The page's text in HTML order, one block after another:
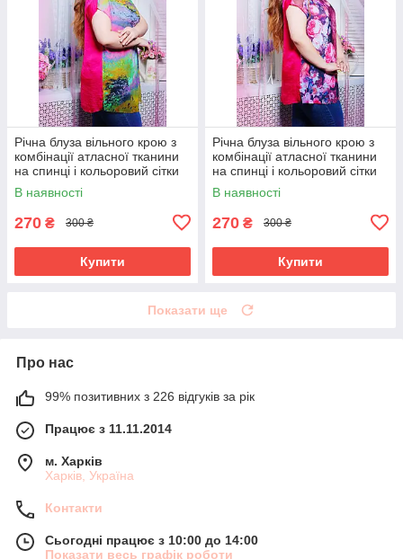
Річна блуза вільного крою з
комбінації атласної тканини
на спинці і кольоровий сітки
великого розміру 52-62
В наявності
270 ₴ 300 ₴
Купити
Річна блуза вільного крою з
комбінації атласної тканини
на спинці і кольоровий сітки
великого розміру 52-62
В наявності
270 ₴ 300 ₴
Купити
Показати ще
Про нас
99% позитивних з 226 відгуків за рік
Працює з 11.11.2014
м. Харків
Харків, Україна
Контакти
Сьогодні працює з 10:00 до 14:00
Показати весь графік роботи